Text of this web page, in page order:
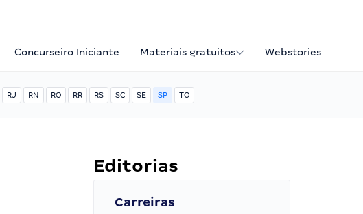
Concurseiro Iniciante Materiais gratuitos Webstories
RJ RN RO RR RS SC SE SP TO
Editorias
Carreiras